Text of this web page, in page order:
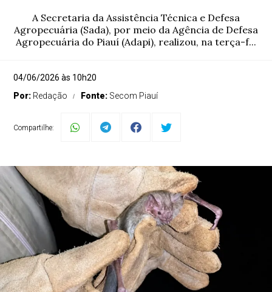
A Secretaria da Assistência Técnica e Defesa
Agropecuária (Sada), por meio da Agência de Defesa
Agropecuária do Piauí (Adapi), realizou, na terça-f...
04/06/2026 às 10h20
Por: Redação Fonte: Secom Piauí
Compartilhe: